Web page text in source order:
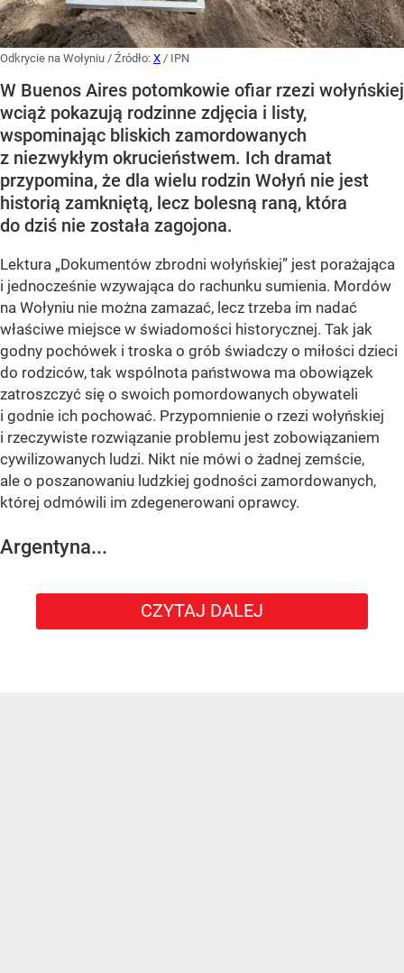
Odkrycie na Wołyniu / Źródło: X / IPN
W Buenos Aires potomkowie ofiar rzezi wołyńskiej
wciąż pokazują rodzinne zdjęcia i listy,
wspominając bliskich zamordowanych
z niezwykłym okrucieństwem. Ich dramat
przypomina, że dla wielu rodzin Wołyń nie jest
historią zamkniętą, lecz bolesną raną, która
do dziś nie została zagojona.
Lektura „Dokumentów zbrodni wołyńskiej” jest porażająca
i jednocześnie wzywająca do rachunku sumienia. Mordów
na Wołyniu nie można zamazać, lecz trzeba im nadać
właściwe miejsce w świadomości historycznej. Tak jak
godny pochówek i troska o grób świadczy o miłości dzieci
do rodziców, tak wspólnota państwowa ma obowiązek
zatroszczyć się o swoich pomordowanych obywateli
i godnie ich pochować. Przypomnienie o rzezi wołyńskiej
i rzeczywiste rozwiązanie problemu jest zobowiązaniem
cywilizowanych ludzi. Nikt nie mówi o żadnej zemście,
ale o poszanowaniu ludzkiej godności zamordowanych,
której odmówili im zdegenerowani oprawcy.
Argentyna...
CZYTAJ DALEJ